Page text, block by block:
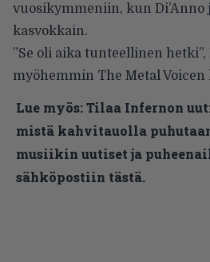
vuosikymmeniin, kun
kasvokkain.
”Se oli aika tunteellinen hetki”,
myöhemmin The Metal Voicen
Lue myös:Tilaa Infernon
mistä kahvitauolla
musiikin uutiset ja
sähköpostiin tästä.